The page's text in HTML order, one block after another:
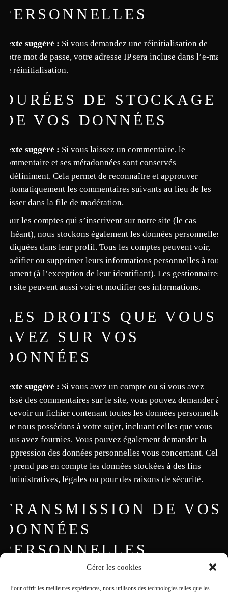
Gérer les cookies
Pour offrir les meilleures expériences, nous utilisons des technologies telles que les
PERSONNELLES
Texte suggéré : Si vous demandez une réinitialisation de
votre mot de passe, votre adresse IP sera incluse dans l’e-mail
de réinitialisation.
DURÉES DE STOCKAGE
DE VOS DONNÉES
Texte suggéré : Si vous laissez un commentaire, le
commentaire et ses métadonnées sont conservés
indéfiniment. Cela permet de reconnaître et approuver
automatiquement les commentaires suivants au lieu de les
laisser dans la file de modération.
Pour les comptes qui s’inscrivent sur notre site (le cas
échéant), nous stockons également les données personnelles
indiquées dans leur profil. Tous les comptes peuvent voir,
modifier ou supprimer leurs informations personnelles à tout
moment (à l’exception de leur identifiant). Les gestionnaires
du site peuvent aussi voir et modifier ces informations.
LES DROITS QUE VOUS
AVEZ SUR VOS
DONNÉES
Texte suggéré : Si vous avez un compte ou si vous avez
laissé des commentaires sur le site, vous pouvez demander à
recevoir un fichier contenant toutes les données personnelles
que nous possédons à votre sujet, incluant celles que vous
nous avez fournies. Vous pouvez également demander la
suppression des données personnelles vous concernant. Cela
ne prend pas en compte les données stockées à des fins
administratives, légales ou pour des raisons de sécurité.
TRANSMISSION DE VOS
DONNÉES
PERSONNELLES